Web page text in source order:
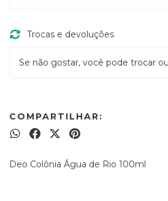
Trocas e devoluções
Se não gostar, você pode trocar
COMPARTILHAR:
Deo Colônia Água de Rio 100ml